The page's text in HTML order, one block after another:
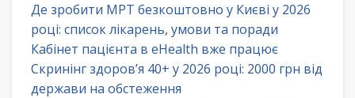
Де зробити МРТ безкоштовно у Києві у 2026
році: список лікарень, умови та поради
Кабінет пацієнта в eHealth вже працює
Скринінг здоров’я 40+ у 2026 році: 2000 грн від
держави на обстеження